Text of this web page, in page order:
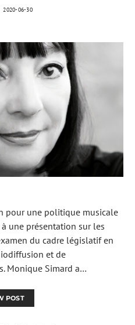
2020-06-30
pour une politique musicale
une présentation sur les
du cadre législatif en
et de
Monique Simard a…
POST